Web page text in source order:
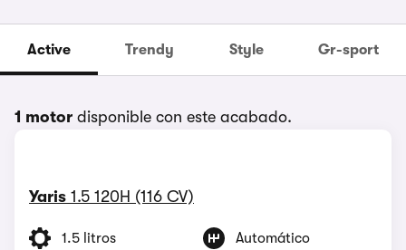
Active Trendy Style Gr-sport
1 motor disponible con este acabado.
Yaris 1.5 120H (116 CV)
1.5 litros Automático